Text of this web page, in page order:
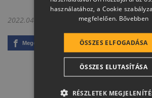
2022.04.12.
Megosztom Link másolása
SR
használatához, a Cookie
megfelelően. Bővebben
ÖSSZES ELFOGADÁSA
ÖSSZES ELUTASÍTÁSA
RÉSZLETEK